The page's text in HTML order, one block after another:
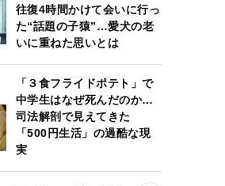
往復4時間かけて会いに行っ
た“話題の子猿”…愛犬の老
いに重ねた思いとは
「３食フライドポテト」で
中学生はなぜ死んだのか…
司法解剖で見えてきた
「500円生活」の過酷な現
実